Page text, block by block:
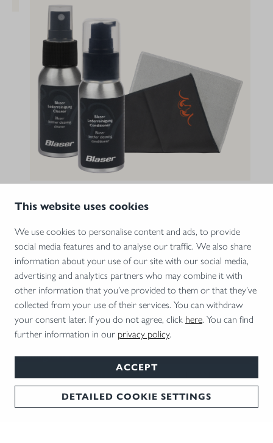
This website uses cookies
We use cookies to personalise content and ads, to provide
social media features and to analyse our traffic. We also share
information about your use of our site with our social media,
advertising and analytics partners who may combine it with
other information that you’ve provided to them or that they’ve
collected from your use of their services. You can withdraw
your consent later. If you do not agree, click here. You can find
further information in our privacy policy.
ACCEPT
DETAILED COOKIE SETTINGS
41,00 €*
Unternehmen
Blaser Shop
Services
News & Termine
Kontakt
Zahlungsarten
Versandarten